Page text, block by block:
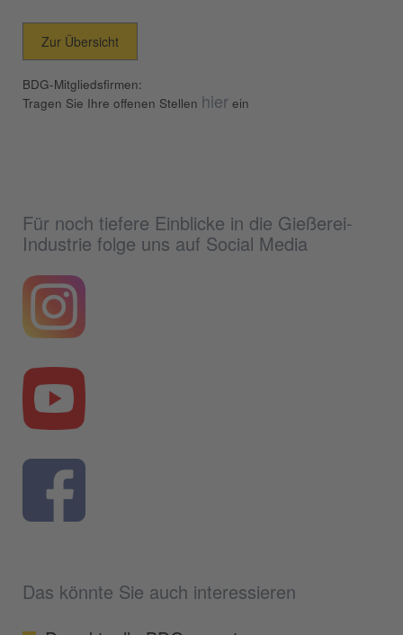
Zur Übersicht
BDG-Mitgliedsfirmen:
Tragen Sie Ihre offenen Stellen hier ein
Für noch tiefere Einblicke in die Gießerei-
Industrie folge uns auf Social Media
Das könnte Sie auch interessieren